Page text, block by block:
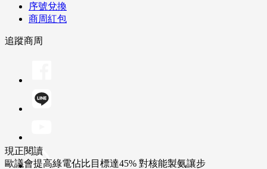
序號兌換
商周紅包
追蹤商周
現正閱讀
歐議會提高綠電佔比目標達45% 對核能製氨讓步